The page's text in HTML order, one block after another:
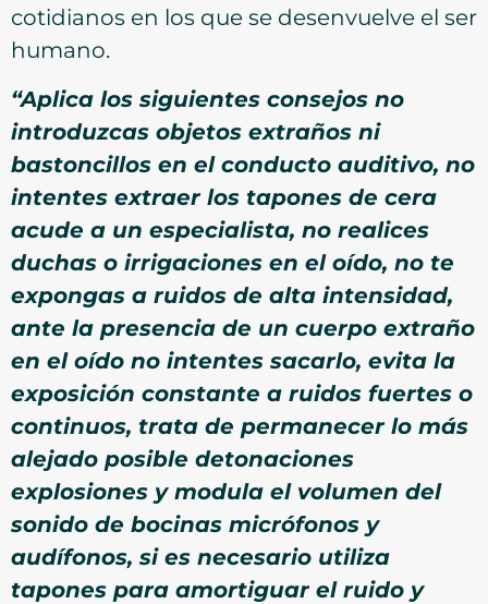
cotidianos en los que se desenvuelve el ser
humano.
“Aplica los siguientes consejos no
introduzcas objetos extraños ni
bastoncillos en el conducto auditivo, no
intentes extraer los tapones de cera
acude a un especialista, no realices
duchas o irrigaciones en el oído, no te
expongas a ruidos de alta intensidad,
ante la presencia de un cuerpo extraño
en el oído no intentes sacarlo, evita la
exposición constante a ruidos fuertes o
continuos, trata de permanecer lo más
alejado posible detonaciones
explosiones y modula el volumen del
sonido de bocinas micrófonos y
audífonos, si es necesario utiliza
tapones para amortiguar el ruido y